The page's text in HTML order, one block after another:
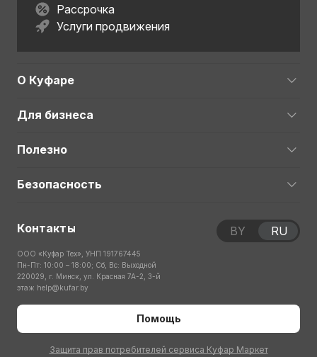
Рассрочка
Услуги продвижения
О Куфаре
Для бизнеса
Полезно
Безопасность
Контакты
ООО «Куфар Тех», УНП 191767445
Пн-Пт: 10:00 – 18:00; Сб, Вс: Выходной
220029, г. Минск, ул. Красная 7А-2, 3-й
этаж help@kufar.by
Помощь
Защита прав потребителей сервиса Куфар Маркет
BY RU